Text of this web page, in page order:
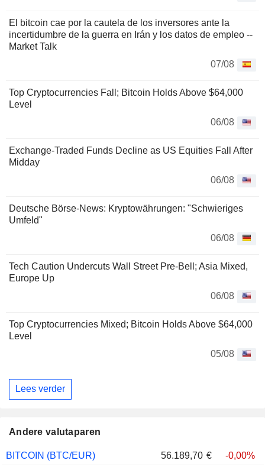
El bitcoin cae por la cautela de los inversores ante la
incertidumbre de la guerra en Irán y los datos de empleo --
Market Talk
07/08
Top Cryptocurrencies Fall; Bitcoin Holds Above $64,000
Level
06/08
Exchange-Traded Funds Decline as US Equities Fall After
Midday
06/08
Deutsche Börse-News: Kryptowährungen: "Schwieriges
Umfeld"
06/08
Tech Caution Undercuts Wall Street Pre-Bell; Asia Mixed,
Europe Up
06/08
Top Cryptocurrencies Mixed; Bitcoin Holds Above $64,000
Level
05/08
Lees verder
Andere valutaparen
BITCOIN (BTC/EUR) 56.189,70 €
-0,00%